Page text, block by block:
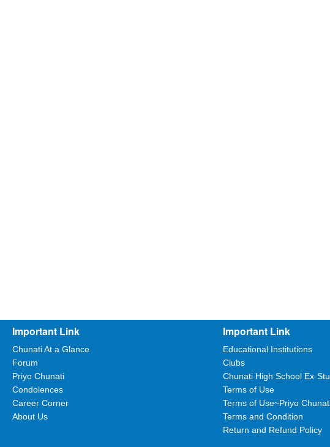
Important Link
Chunati At a Glance
Forum
Priyo Chunati
Condolences
Career Corner
About Us
Important Link
Educational Institutions
Clubs
Chunati High School Ex-
Terms of Use
Terms of Use~Priyo
Terms and Condition
Return and Refund Policy